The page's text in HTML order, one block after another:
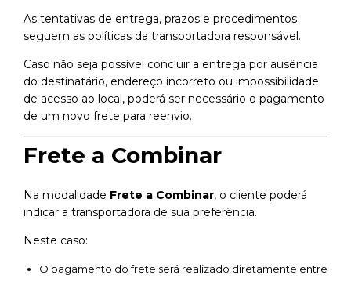
As tentativas de entrega, prazos e procedimentos
seguem as políticas da transportadora responsável.
Caso não seja possível concluir a entrega por ausência
do destinatário, endereço incorreto ou impossibilidade
de acesso ao local, poderá ser necessário o pagamento
de um novo frete para reenvio.
Frete a Combinar
Na modalidade Frete a Combinar, o cliente poderá
indicar a transportadora de sua preferência.
Neste caso:
O pagamento do frete será realizado diretamente entre